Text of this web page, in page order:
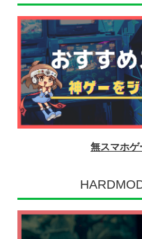
無スマホ